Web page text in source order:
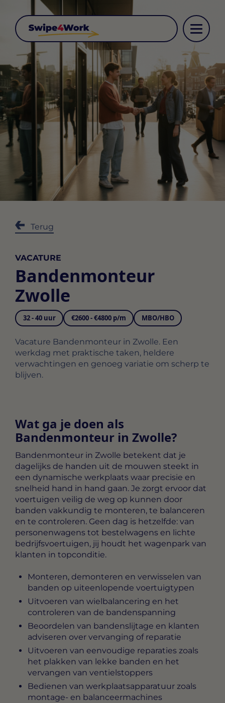
Terug
VACATURE
Bandenmonteur
Zwolle
32 - 40 uur €2600 - €4800 p/m MBO/HBO
Vacature Bandenmonteur in Zwolle. Een
werkdag met praktische taken, heldere
verwachtingen en genoeg variatie om scherp te
blijven.
Wat ga je doen als
Bandenmonteur in Zwolle?
Bandenmonteur in Zwolle betekent dat je
dagelijks de handen uit de mouwen steekt in
een dynamische werkplaats waar precisie en
snelheid hand in hand gaan. Je zorgt ervoor dat
voertuigen veilig de weg op kunnen door
banden vakkundig te monteren, te balanceren
en te controleren. Geen dag is hetzelfde: van
personenwagens tot bestelwagens en lichte
bedrijfsvoertuigen, jij houdt het wagenpark van
klanten in topconditie.
Monteren, demonteren en verwisselen van
banden op uiteenlopende voertuigtypen
Uitvoeren van wielbalancering en het
controleren van de bandenspanning
Beoordelen van bandenslijtage en klanten
adviseren over vervanging of reparatie
Uitvoeren van eenvoudige reparaties zoals
het plakken van lekke banden en het
vervangen van ventielstoppers
Bedienen van werkplaatsapparatuur zoals
montage- en balanceermachines